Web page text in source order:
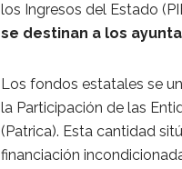
los Ingresos del Estado
se destinan a los
Los fondos estatales se
la Participación de las
(Patrica). Esta cantidad
financiación